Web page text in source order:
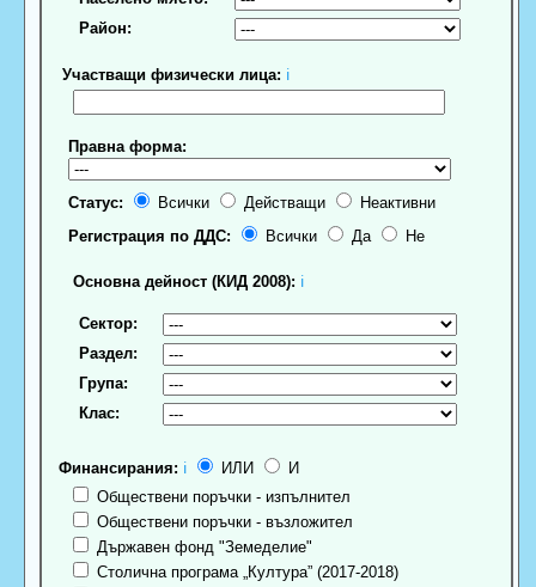
Район:
Участващи физически лица: ℹ
Правна форма:
Статус: Всички Действащи
Неактивни
Регистрация по ДДС:
Всички Да Не
Основна дейност (КИД 2008): ℹ
Сектор:
Раздел:
Група:
Клас:
Финансирания: ℹ ИЛИ
И
Обществени поръчки - изпълнител
Обществени поръчки - възложител
Държавен фонд "Земеделие"
Столична програма „Култура” (2017-2018)